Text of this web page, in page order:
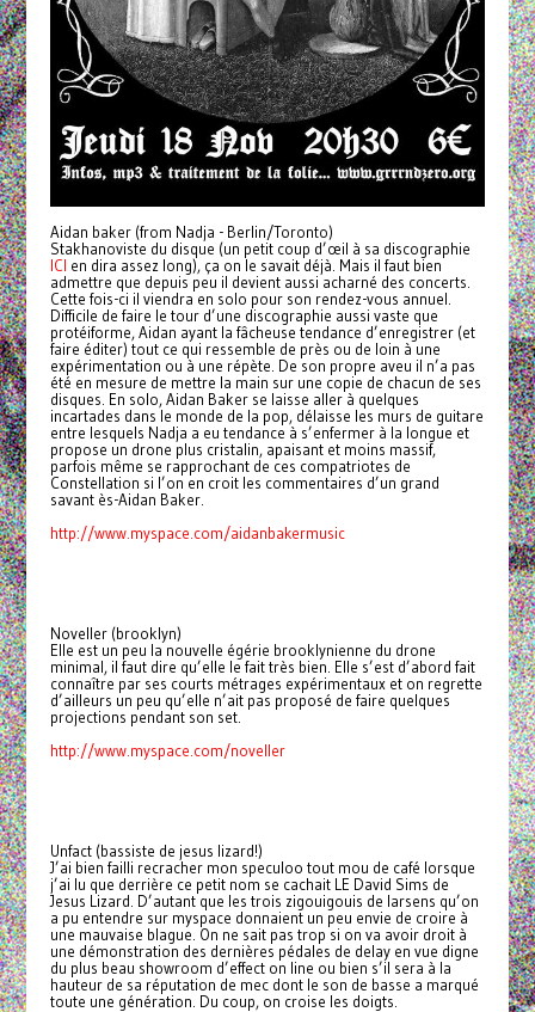
Aidan baker (from Nadja - Berlin/Toronto)
Stakhanoviste du disque (un petit coup d’œil à sa discographie
ICI en dira assez long), ça on le savait déjà. Mais il faut bien
admettre que depuis peu il devient aussi acharné des concerts.
Cette fois-ci il viendra en solo pour son rendez-vous annuel.
Difficile de faire le tour d’une discographie aussi vaste que
protéiforme, Aidan ayant la fâcheuse tendance d’enregistrer (et
faire éditer) tout ce qui ressemble de près ou de loin à une
expérimentation ou à une répète. De son propre aveu il n’a pas
été en mesure de mettre la main sur une copie de chacun de ses
disques. En solo, Aidan Baker se laisse aller à quelques
incartades dans le monde de la pop, délaisse les murs de guitare
entre lesquels Nadja a eu tendance à s’enfermer à la longue et
propose un drone plus cristalin, apaisant et moins massif,
parfois même se rapprochant de ces compatriotes de
Constellation si l’on en croit les commentaires d’un grand
savant ès-Aidan Baker.
http://www.myspace.com/aidanbakermusic
Noveller (brooklyn)
Elle est un peu la nouvelle égérie brooklynienne du drone
minimal, il faut dire qu’elle le fait très bien. Elle s’est d’abord fait
connaître par ses courts métrages expérimentaux et on regrette
d’ailleurs un peu qu’elle n’ait pas proposé de faire quelques
projections pendant son set.
http://www.myspace.com/noveller
Unfact (bassiste de jesus lizard!)
J’ai bien failli recracher mon speculoo tout mou de café lorsque
j’ai lu que derrière ce petit nom se cachait LE David Sims de
Jesus Lizard. D’autant que les trois zigouigouis de larsens qu’on
a pu entendre sur myspace donnaient un peu envie de croire à
une mauvaise blague. On ne sait pas trop si on va avoir droit à
une démonstration des dernières pédales de delay en vue digne
du plus beau showroom d’effect on line ou bien s’il sera à la
hauteur de sa réputation de mec dont le son de basse a marqué
toute une génération. Du coup, on croise les doigts.